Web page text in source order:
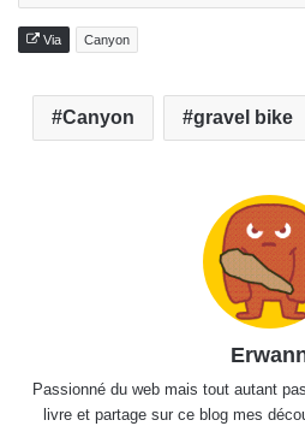
Via Canyon
Canyon gravel bike
Passionné du web mais tout autant
livre et partage sur ce blog mes